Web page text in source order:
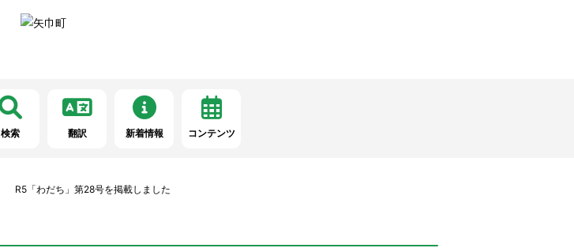
検索 翻訳 新着情報 コンテンツ
R5「わだち」第28号を掲載しました